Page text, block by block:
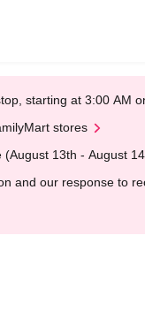
starting at 3:00 AM
stores
13th - August
and our response to